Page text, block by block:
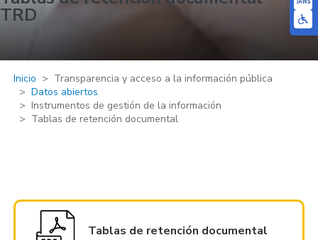
TRD
Inicio
Transparencia y acceso a la información pública
Datos abiertos
Instrumentos de gestión de la información
Tablas de retención documental
Tablas de retención documental